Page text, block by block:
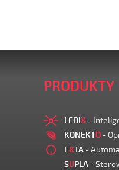
PRODUKTY
LEDIX -
KONEKTO -
EXTA -
SUPLA -